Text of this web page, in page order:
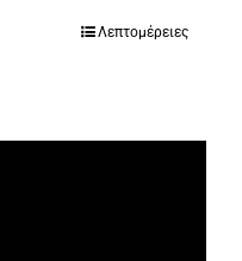
Λεπτομέρειες